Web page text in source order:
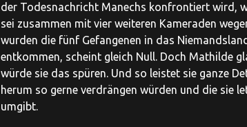
der Todesnachricht Manechs konfrontiert wird,
sei zusammen mit vier weiteren Kameraden
wurden die fünf Gefangenen in das
entkommen, scheint gleich Null. Doch Mathilde
würde sie das spüren. Und so leistet sie ganze
herum so gerne verdrängen würden und die sie
umgibt.